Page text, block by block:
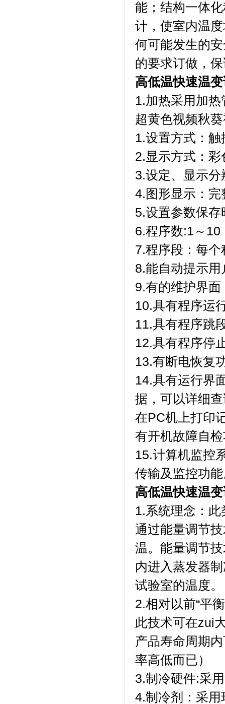
能；结构一
计，使室内温
何可能发生的安
的要求订做，保
高低温快速温
1.加热采用加热
超黄色视频秋
1.设置方式：触
2.显示方式：
3.设定、显示
4.图形显示：
5.设置参数保存
6.程序数:1～10
7.程序段：每
8.能自动提示用户
9.有的维护界面
10.具有程序运行
11.具有程序跳段
12.具有程序停止
13.有断电恢复功
14.具有运行界
据，可以详细
在PC机上打印
有开机故障自检功
15.计算机监控系
传输及监控功能
高低温快速温
1.系统理念：
通过能量调节
温。能量调
内进入蒸发器制
试验室的温度。
2.相对以前“平衡
此技术可在zui
产品寿命周期
率高低而已）
3.制冷硬件:采用“
4.制冷剂：